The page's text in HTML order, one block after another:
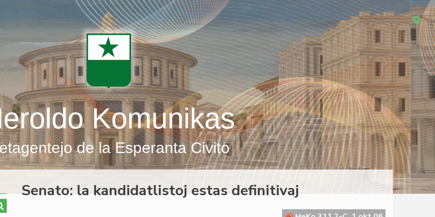
Komunikas
de la Esperanta Civito
Senato: la kandidatlistoj estas definitivaj